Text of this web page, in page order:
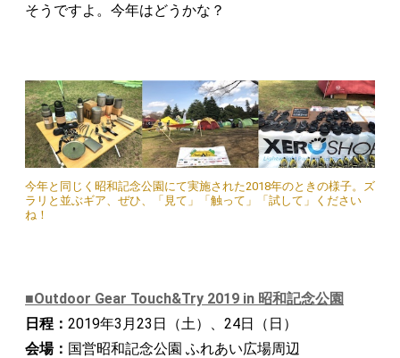
そうですよ。今年はどうかな？
今年と同じく昭和記念公園にて実施された2018年のときの様子。ズ
ラリと並ぶギア、ぜひ、「見て」「触って」「試して」ください
ね！
■Outdoor Gear Touch&Try 2019 in 昭和記念公園
日程： 2019年3月23日（土）、24日（日）
会場： 国営昭和記念公園 ふれあい広場周辺